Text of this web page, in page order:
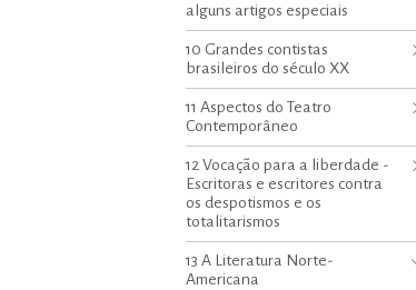
alguns artigos especiais
10 Grandes contistas
brasileiros do século XX
11 Aspectos do Teatro
Contemporâneo
12 Vocação para a liberdade -
Escritoras e escritores contra
os despotismos e os
totalitarismos
13 A Literatura Norte-
Americana